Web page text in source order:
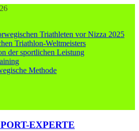
Triathleten vor Nizza 2025
Triathlon-Weltmeisters
der sportlichen Leistung
Methode
EXPERTE